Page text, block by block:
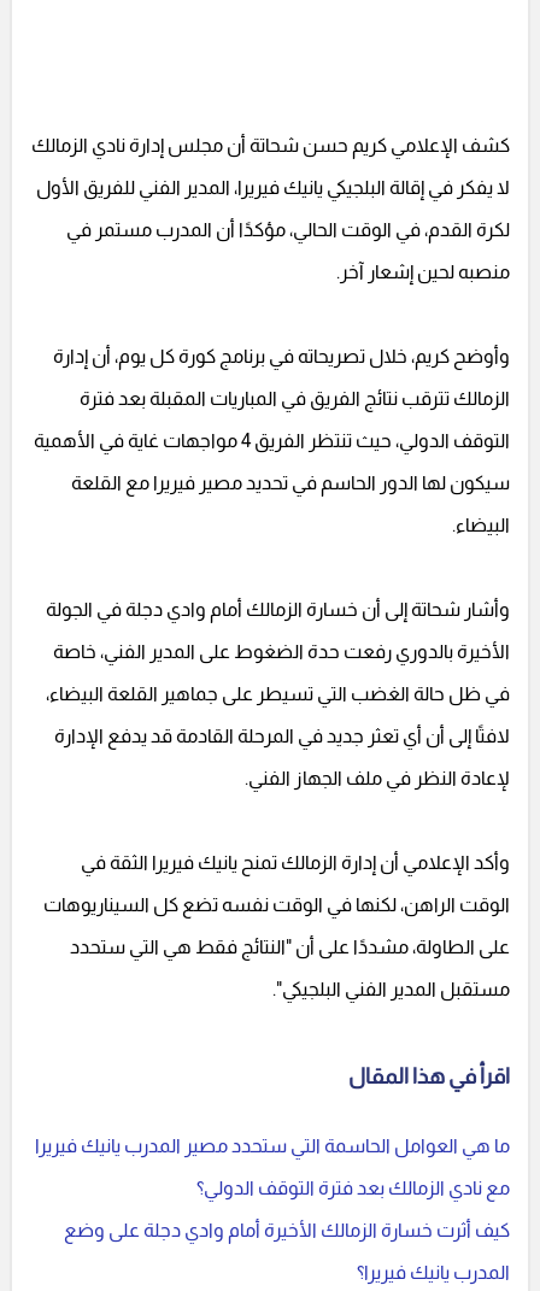
كشف الإعلامي كريم حسن شحاتة أن مجلس إدارة نادي الزمالك
لا يفكر في إقالة البلجيكي يانيك فيريرا، المدير الفني للفريق الأول
لكرة القدم، في الوقت الحالي، مؤكدًا أن المدرب مستمر في
منصبه لحين إشعار آخر.
وأوضح كريم، خلال تصريحاته في برنامج كورة كل يوم، أن إدارة
الزمالك تترقب نتائج الفريق في المباريات المقبلة بعد فترة
التوقف الدولي، حيث تنتظر الفريق 4 مواجهات غاية في الأهمية
سيكون لها الدور الحاسم في تحديد مصير فيريرا مع القلعة
البيضاء.
وأشار شحاتة إلى أن خسارة الزمالك أمام وادي دجلة في الجولة
الأخيرة بالدوري رفعت حدة الضغوط على المدير الفني، خاصة
في ظل حالة الغضب التي تسيطر على جماهير القلعة البيضاء،
لافتًا إلى أن أي تعثر جديد في المرحلة القادمة قد يدفع الإدارة
لإعادة النظر في ملف الجهاز الفني.
وأكد الإعلامي أن إدارة الزمالك تمنح يانيك فيريرا الثقة في
الوقت الراهن، لكنها في الوقت نفسه تضع كل السيناريوهات
على الطاولة، مشددًا على أن "النتائج فقط هي التي ستحدد
مستقبل المدير الفني البلجيكي".
اقرأ في هذا المقال
ما هي العوامل الحاسمة التي ستحدد مصير المدرب يانيك فيريرا
مع نادي الزمالك بعد فترة التوقف الدولي؟
كيف أثرت خسارة الزمالك الأخيرة أمام وادي دجلة على وضع
المدرب يانيك فيريرا؟